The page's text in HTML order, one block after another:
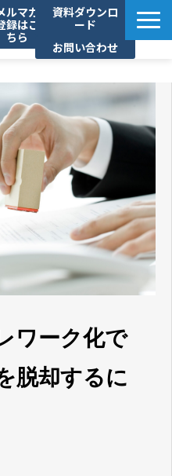
ルマガ
録はこ
ちら
資料ダウンロ
ード
お問い合わせ
ョン紹介
例
ベント
せ
質問
ワーク化で
脱却するに